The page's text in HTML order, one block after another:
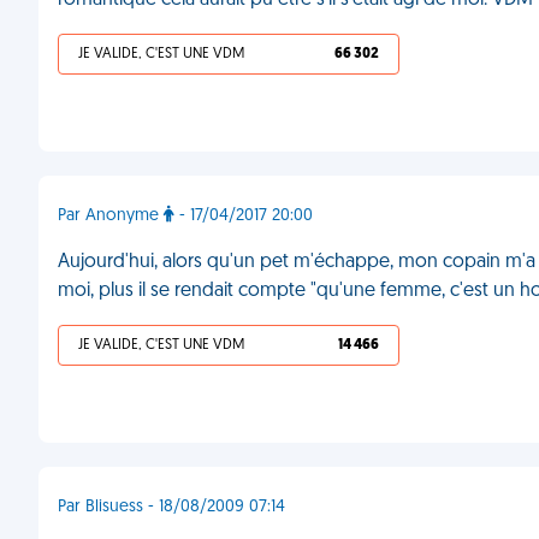
JE VALIDE, C'EST UNE VDM 66 302
Par Anonyme - 17/04/2017 20:00
Aujourd'hui, alors qu'un pet m'échappe, mon copain
moi, plus il se rendait compte "qu'une femme, c'est un
JE VALIDE, C'EST UNE VDM 14 466
Par Blisuess - 18/08/2009 07:14